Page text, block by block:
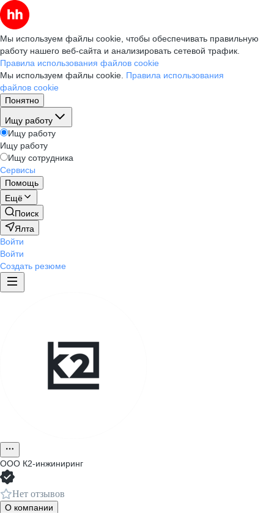
Мы используем файлы cookie, чтобы обеспечивать правильную
работу нашего веб-сайта и анализировать сетевой трафик.
Правила использования файлов cookie
Мы используем файлы cookie. Правила использования
файлов cookie
Понятно
Ищу работу
Ищу работу
Ищу работу
Ищу сотрудника
Сервисы
Помощь
Ещё
Поиск
Ялта
Войти
Войти
Создать резюме
ООО К2-инжиниринг
Нет отзывов
О компании